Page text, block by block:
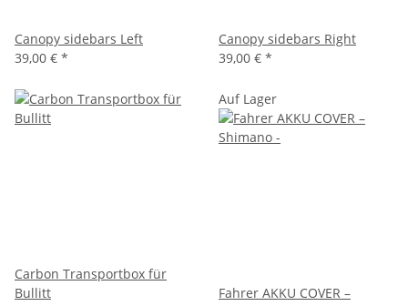
Canopy sidebars Left
39,00 € *
Canopy sidebars Right
39,00 € *
Carbon Transportbox für
Bullitt
Auf Lager
Fahrer AKKU COVER –